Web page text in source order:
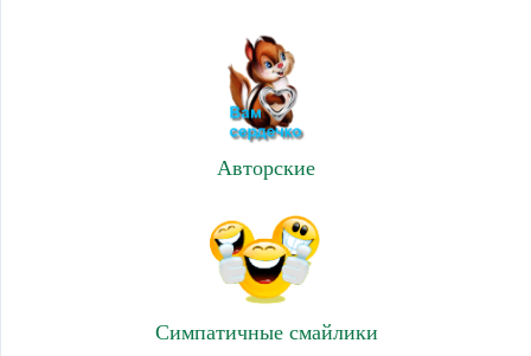
Авторские
Симпатичные смайлики